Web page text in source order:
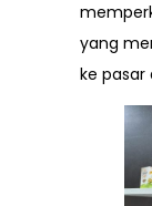
yang
ke pasar